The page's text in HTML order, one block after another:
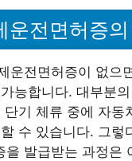
운전면허증
운전면허증이 없으
능합니다. 대부분
단기 체류 중에 자동
수 있습니다. 그렇
을 발급받는 과정은